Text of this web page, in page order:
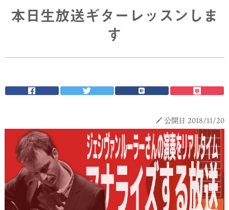
本日生放送ギターレッスンしま
す
公開日 2018/11/20